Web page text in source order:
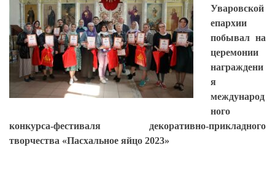
Уваровской
епархии
побывал на
церемонии
награждени
я
международ
ного
конкурса-фестиваля декоративно-прикладного
творчества «Пасхальное яйцо 2023»